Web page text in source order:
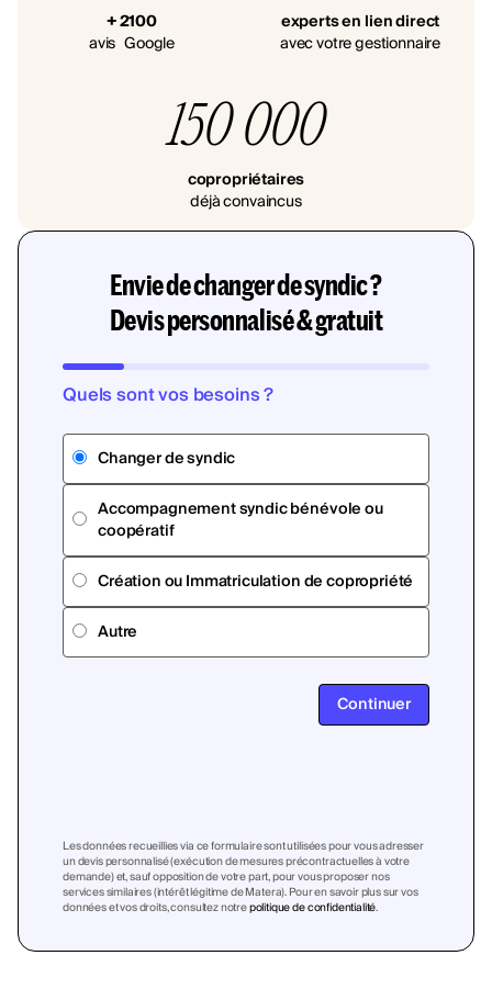
+ 2100
avis Google
experts en lien direct
avec votre gestionnaire
150 000
copropriétaires
déjà convaincus
Envie de changer de syndic ?
Devis personnalisé & gratuit
Quels sont vos besoins ?
Changer de syndic
Accompagnement syndic bénévole ou
coopératif
Création ou Immatriculation de copropriété
Autre
Continuer
Les données recueillies via ce formulaire sont utilisées pour vous adresser
un devis personnalisé (exécution de mesures précontractuelles à votre
demande) et, sauf opposition de votre part, pour vous proposer nos
services similaires (intérêt légitime de Matera). Pour en savoir plus sur vos
données et vos droits, consultez notrepolitique de confidentialité.